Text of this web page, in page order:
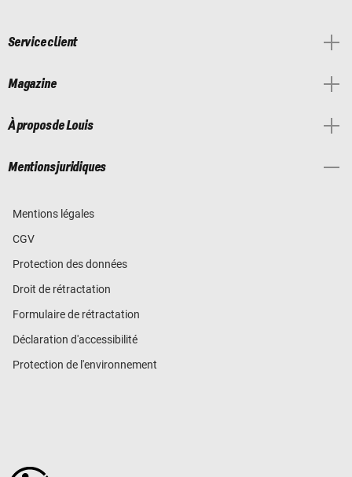
Service client
Magazine
À propos de Louis
Mentions juridiques
Mentions légales
CGV
Protection des données
Droit de rétractation
Formulaire de rétractation
Déclaration d'accessibilité
Protection de l'environnement